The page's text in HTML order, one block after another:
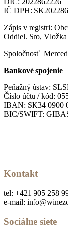
DIČ: 2022862226
IČ DPH:
Zápis v registri:
Oddiel. Sro,
Spoločnosť
Bankové spojenie
Peňažný ústav:
Číslo účtu / kód:
IBAN: SK34 0900
BIC/SWIFT:
Kontakt
tel: +421 905 258
e-mail:
Sociálne siete